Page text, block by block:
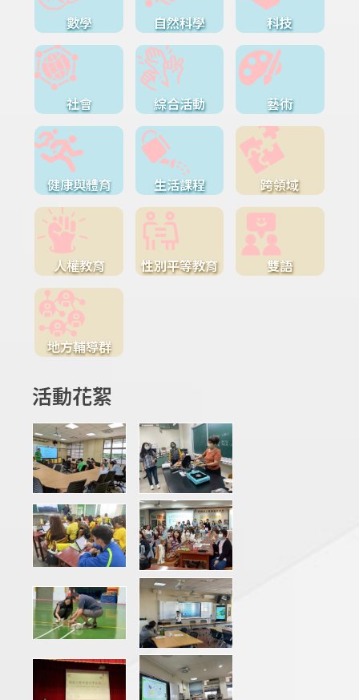
數學 自然科學 科技
社會 綜合活動 藝術
健康與體育 生活課程 跨領域
人權教育 性別平等教育 雙語
地方輔導群
活動花絮